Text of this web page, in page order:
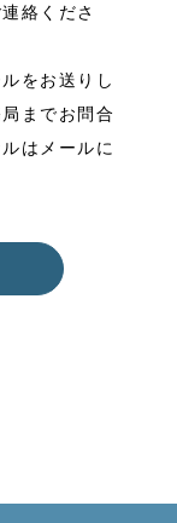
絡くださ
をお送りし
までお問合
はメールに